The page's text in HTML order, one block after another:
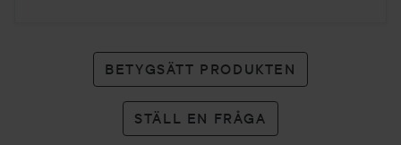
BETYGSÄTT PRODUKTEN
STÄLL EN FRÅGA